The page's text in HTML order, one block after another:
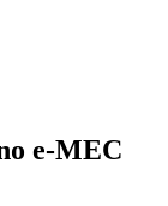
e-MEC